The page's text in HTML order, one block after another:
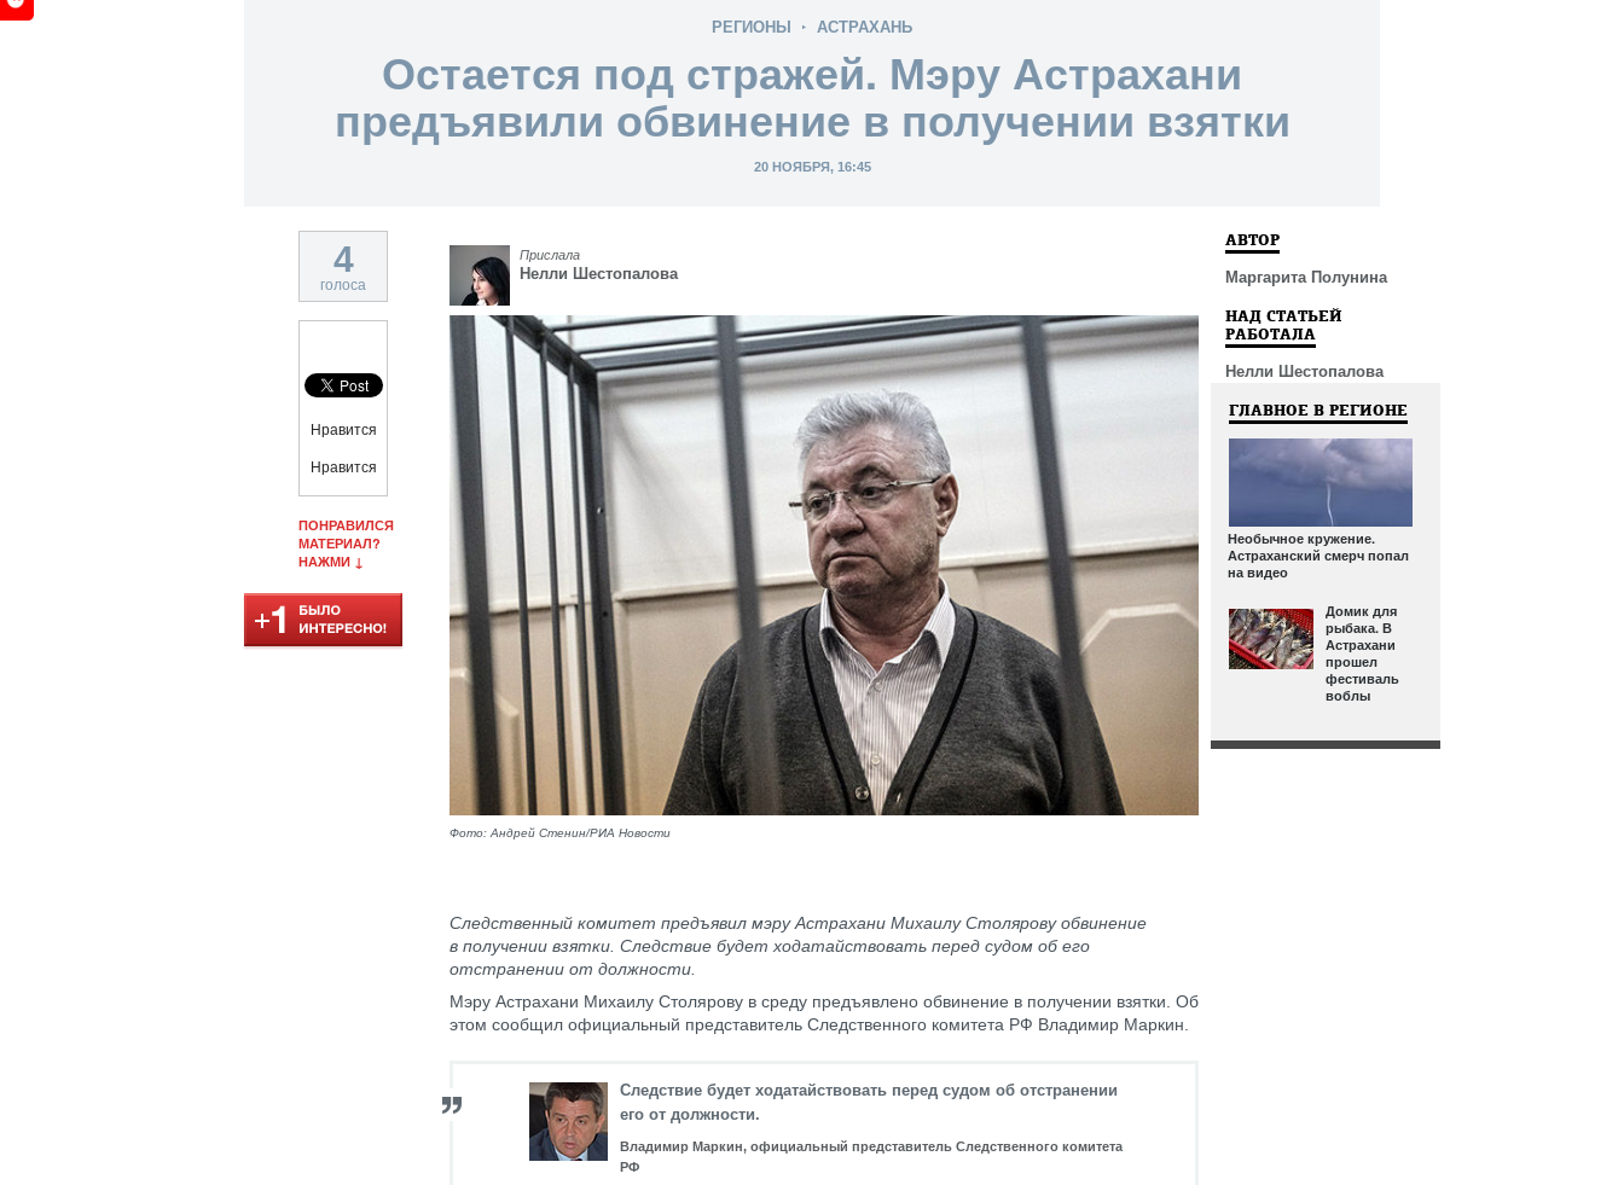
РЕГИОНЫ АСТРАХАНЬ
Остается под стражей. Мэру Астрахани
предъявили обвинение в получении взятки
20 НОЯБРЯ, 16:45
4
голоса
Нравится
Нравится
ПОНРАВИЛСЯ
МАТЕРИАЛ?
НАЖМИ ↓
Прислала
Нелли Шестопалова
Фото: Андрей Стенин/РИА Новости
Следственный комитет предъявил мэру Астрахани Михаилу Столярову обвинение
в получении взятки. Следствие будет ходатайствовать перед судом об его
отстранении от должности.
Мэру Астрахани Михаилу Столярову в среду предъявлено обвинение в получении взятки. Об
этом сообщил официальный представитель Следственного комитета РФ Владимир Маркин.
Следствие будет ходатайствовать перед судом об отстранении
его от должности.
Владимир Маркин, официальный представитель Следственного комитета
РФ
АВТОР
Маргарита Полунина
НАД СТАТЬЕЙ
РАБОТАЛА
Нелли Шестопалова
ГЛАВНОЕ В РЕГИОНЕ
Необычное кружение.
Астраханский смерч попал
на видео
Домик для
рыбака. В
Астрахани
прошел
фестиваль
воблы